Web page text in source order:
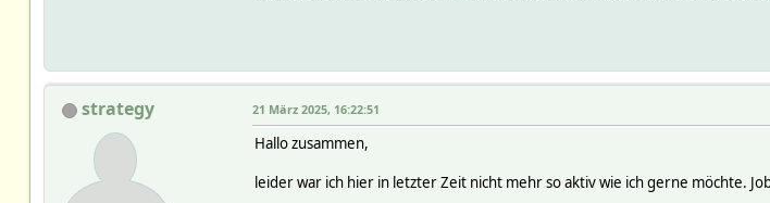
strategy 21 März 2025, 16:22:51
Hallo zusammen,
leider war ich hier in letzter Zeit nicht mehr so aktiv wie ich gerne möchte.